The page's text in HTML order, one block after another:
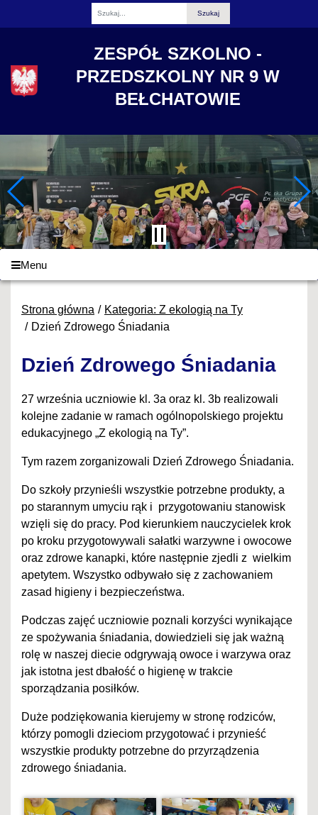
ZESPÓŁ SZKOLNO -
PRZEDSZKOLNY NR 9 W
BEŁCHATOWIE
Menu
Strona główna
Kategoria: Z ekologią na Ty
Dzień Zdrowego Śniadania
Dzień Zdrowego Śniadania
27 września uczniowie kl. 3a oraz kl. 3b realizowali
kolejne zadanie w ramach ogólnopolskiego projektu
edukacyjnego „Z ekologią na Ty”.
Tym razem zorganizowali Dzień Zdrowego Śniadania.
Do szkoły przynieśli wszystkie potrzebne produkty, a
po starannym umyciu rąk i przygotowaniu stanowisk
wzięli się do pracy. Pod kierunkiem nauczycielek krok
po kroku przygotowywali sałatki warzywne i owocowe
oraz zdrowe kanapki, które następnie zjedli z wielkim
apetytem. Wszystko odbywało się z zachowaniem
zasad higieny i bezpieczeństwa.
Podczas zajęć uczniowie poznali korzyści wynikające
ze spożywania śniadania, dowiedzieli się jak ważną
rolę w naszej diecie odgrywają owoce i warzywa oraz
jak istotna jest dbałość o higienę w trakcie
sporządzania posiłków.
Duże podziękowania kierujemy w stronę rodziców,
którzy pomogli dzieciom przygotować i przynieść
wszystkie produkty potrzebne do przyrządzenia
zdrowego śniadania.